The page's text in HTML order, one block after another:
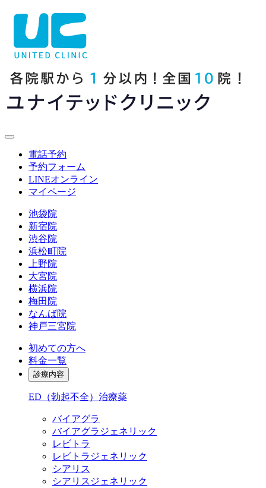
電話予約
予約フォーム
LINEオンライン
マイページ
池袋院
新宿院
渋谷院
浜松町院
上野院
大宮院
横浜院
梅田院
なんば院
神戸三宮院
初めての方へ
料金一覧
診療内容
ED（勃起不全）治療薬
バイアグラ
バイアグラジェネリック
レビトラ
レビトラジェネリック
シアリス
シアリスジェネリック